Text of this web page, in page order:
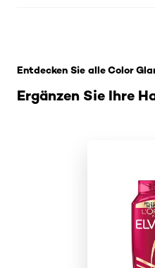
Ergänzen Sie Ihre
Entdecken Sie alle Color